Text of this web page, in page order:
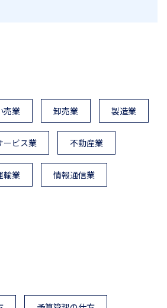
売業 卸売業 製造業
ービス業 不動産業
輸業 情報通信業